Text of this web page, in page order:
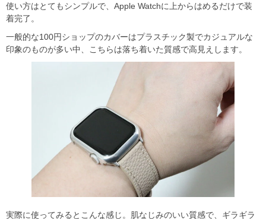
使い方はとてもシンプルで、Apple Watchに上からはめるだけで装
着完了。
一般的な100円ショップのカバーはプラスチック製でカジュアルな
印象のものが多い中、こちらは落ち着いた質感で高見えします。
実際に使ってみるとこんな感じ。肌なじみのいい質感で、ギラギラ